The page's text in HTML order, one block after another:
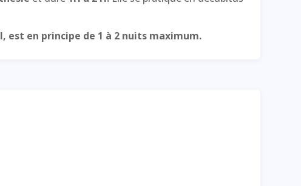
en principe de 1 à 2 nuits maximum.